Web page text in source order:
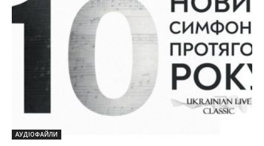
АУДІОФАЙЛИ